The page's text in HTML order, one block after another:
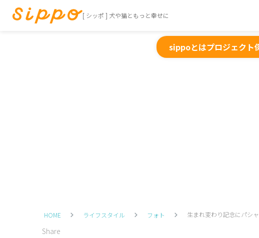
[ シッポ ] 犬や猫ともっと幸せに
sippoとはプロジェクト
HOME ライフスタイル フォト 生まれ変わり記念にパシ
Share